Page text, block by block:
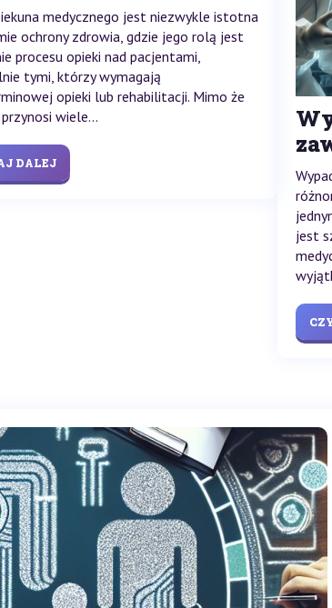
medycznego jest niezwykle istotna
ochrony zdrowia, gdzie jego rolą jest
procesu opieki nad pacjentami,
tymi, którzy wymagają
opieki lub rehabilitacji. Mimo że
wiele...
DALEJ
jest